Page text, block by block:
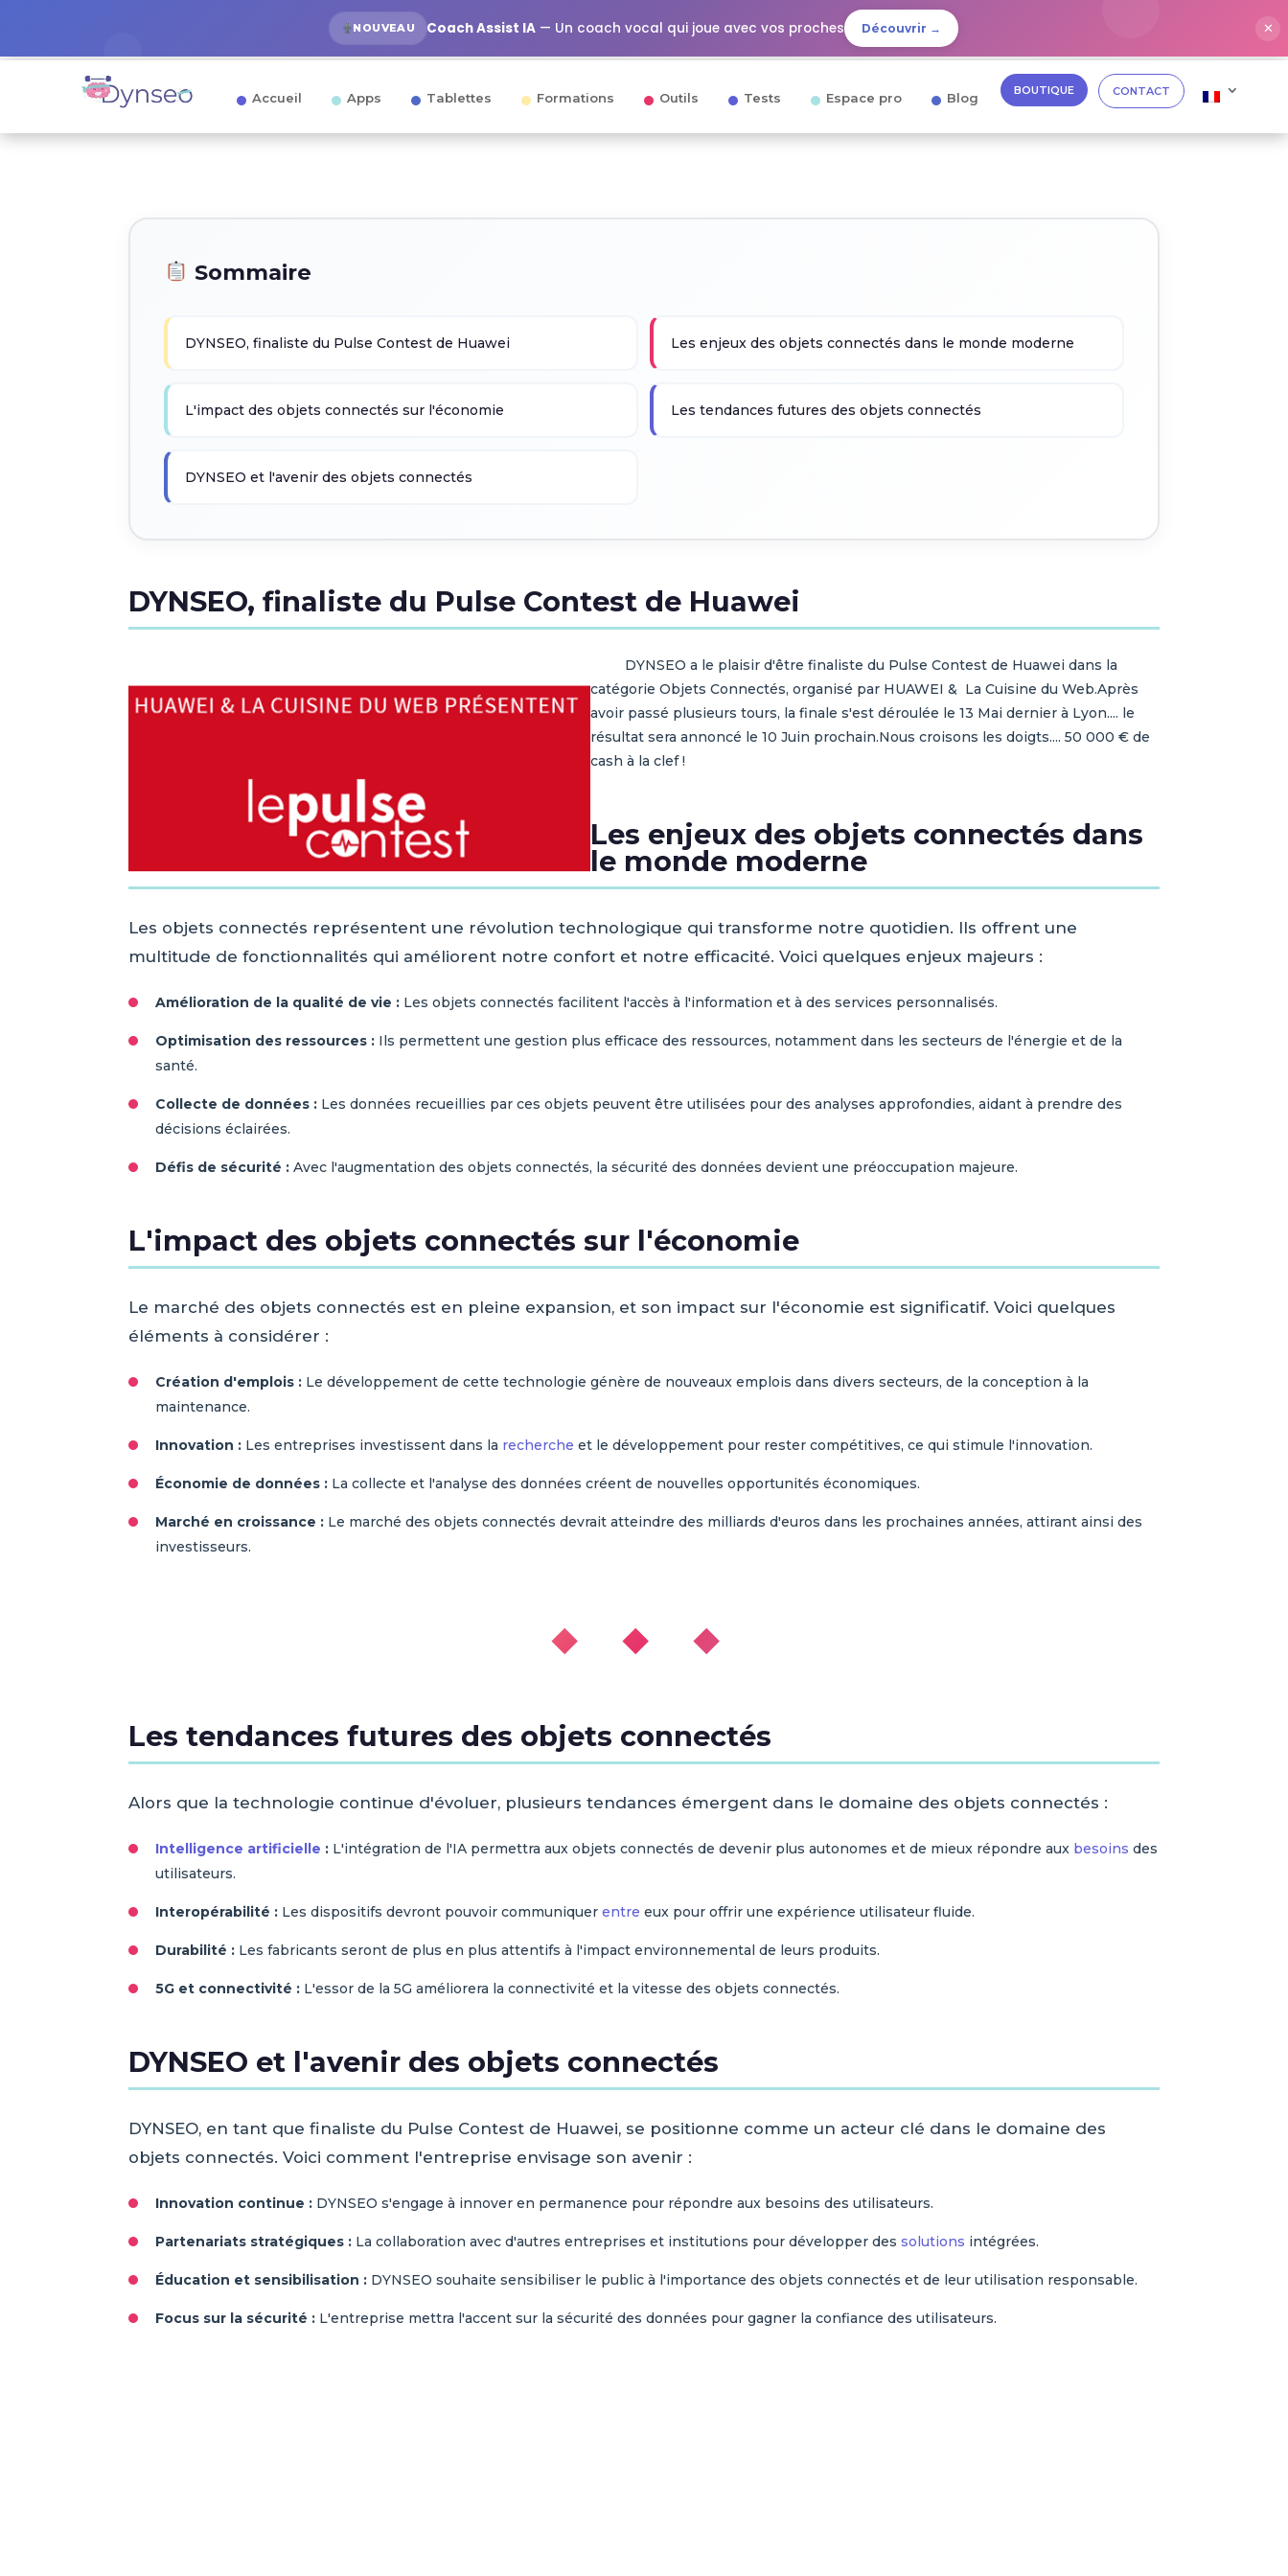
NOUVEAU Coach Assist IA — Un coach vocal qui joue avec vos proches Découvrir → ✕
Accueil Apps Tablettes Formations Outils Tests Espace pro Blog BOUTIQUE CONTACT
Sommaire
DYNSEO, finaliste du Pulse Contest de Huawei Les enjeux des objets connectés dans le monde moderne
L'impact des objets connectés sur l'économie Les tendances futures des objets connectés
DYNSEO et l'avenir des objets connectés
DYNSEO, finaliste du Pulse Contest de Huawei
DYNSEO a le plaisir d'être finaliste du Pulse Contest de Huawei dans la
catégorie Objets Connectés, organisé par HUAWEI & La Cuisine du Web.Après
avoir passé plusieurs tours, la finale s'est déroulée le 13 Mai dernier à Lyon.... le
résultat sera annoncé le 10 Juin prochain.Nous croisons les doigts.... 50 000 € de
cash à la clef !
Les enjeux des objets connectés dans
le monde moderne
Les objets connectés représentent une révolution technologique qui transforme notre quotidien. Ils offrent une
multitude de fonctionnalités qui améliorent notre confort et notre efficacité. Voici quelques enjeux majeurs :
Amélioration de la qualité de vie : Les objets connectés facilitent l'accès à l'information et à des services personnalisés.
Optimisation des ressources : Ils permettent une gestion plus efficace des ressources, notamment dans les secteurs de l'énergie et de la
santé.
Collecte de données : Les données recueillies par ces objets peuvent être utilisées pour des analyses approfondies, aidant à prendre des
décisions éclairées.
Défis de sécurité : Avec l'augmentation des objets connectés, la sécurité des données devient une préoccupation majeure.
L'impact des objets connectés sur l'économie
Le marché des objets connectés est en pleine expansion, et son impact sur l'économie est significatif. Voici quelques
éléments à considérer :
Création d'emplois : Le développement de cette technologie génère de nouveaux emplois dans divers secteurs, de la conception à la
maintenance.
Innovation : Les entreprises investissent dans la recherche et le développement pour rester compétitives, ce qui stimule l'innovation.
Économie de données : La collecte et l'analyse des données créent de nouvelles opportunités économiques.
Marché en croissance : Le marché des objets connectés devrait atteindre des milliards d'euros dans les prochaines années, attirant ainsi des
investisseurs.
◆ ◆ ◆
Les tendances futures des objets connectés
Alors que la technologie continue d'évoluer, plusieurs tendances émergent dans le domaine des objets connectés :
Intelligence artificielle : L'intégration de l'IA permettra aux objets connectés de devenir plus autonomes et de mieux répondre aux besoins des
utilisateurs.
Interopérabilité : Les dispositifs devront pouvoir communiquerentre eux pour offrir une expérience utilisateur fluide.
Durabilité : Les fabricants seront de plus en plus attentifs à l'impact environnemental de leurs produits.
5G et connectivité : L'essor de la 5G améliorera la connectivité et la vitesse des objets connectés.
DYNSEO et l'avenir des objets connectés
DYNSEO, en tant que finaliste du Pulse Contest de Huawei, se positionne comme un acteur clé dans le domaine des
objets connectés. Voici comment l'entreprise envisage son avenir :
Innovation continue : DYNSEO s'engage à innover en permanence pour répondre aux besoins des utilisateurs.
Partenariats stratégiques : La collaboration avec d'autres entreprises et institutions pour développer dessolutions intégrées.
Éducation et sensibilisation : DYNSEO souhaite sensibiliser le public à l'importance des objets connectés et de leur utilisation responsable.
Focus sur la sécurité : L'entreprise mettra l'accent sur la sécurité des données pour gagner la confiance des utilisateurs.